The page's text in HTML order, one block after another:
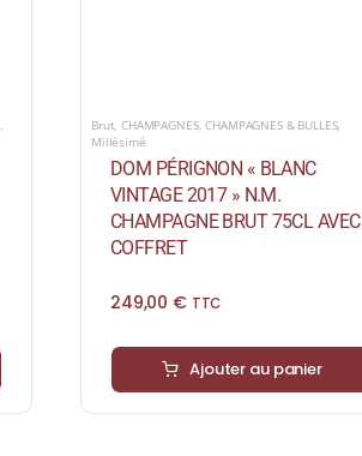
Brut ,CHAMPAGNES,CHAMPAGNES & BULLES,
Millésimé
DOM PÉRIGNON « BLANC
VINTAGE 2017 » N.M.
CHAMPAGNE BRUT 75CL AVEC
COFFRET
249,00 € TTC
Ajouter au panier